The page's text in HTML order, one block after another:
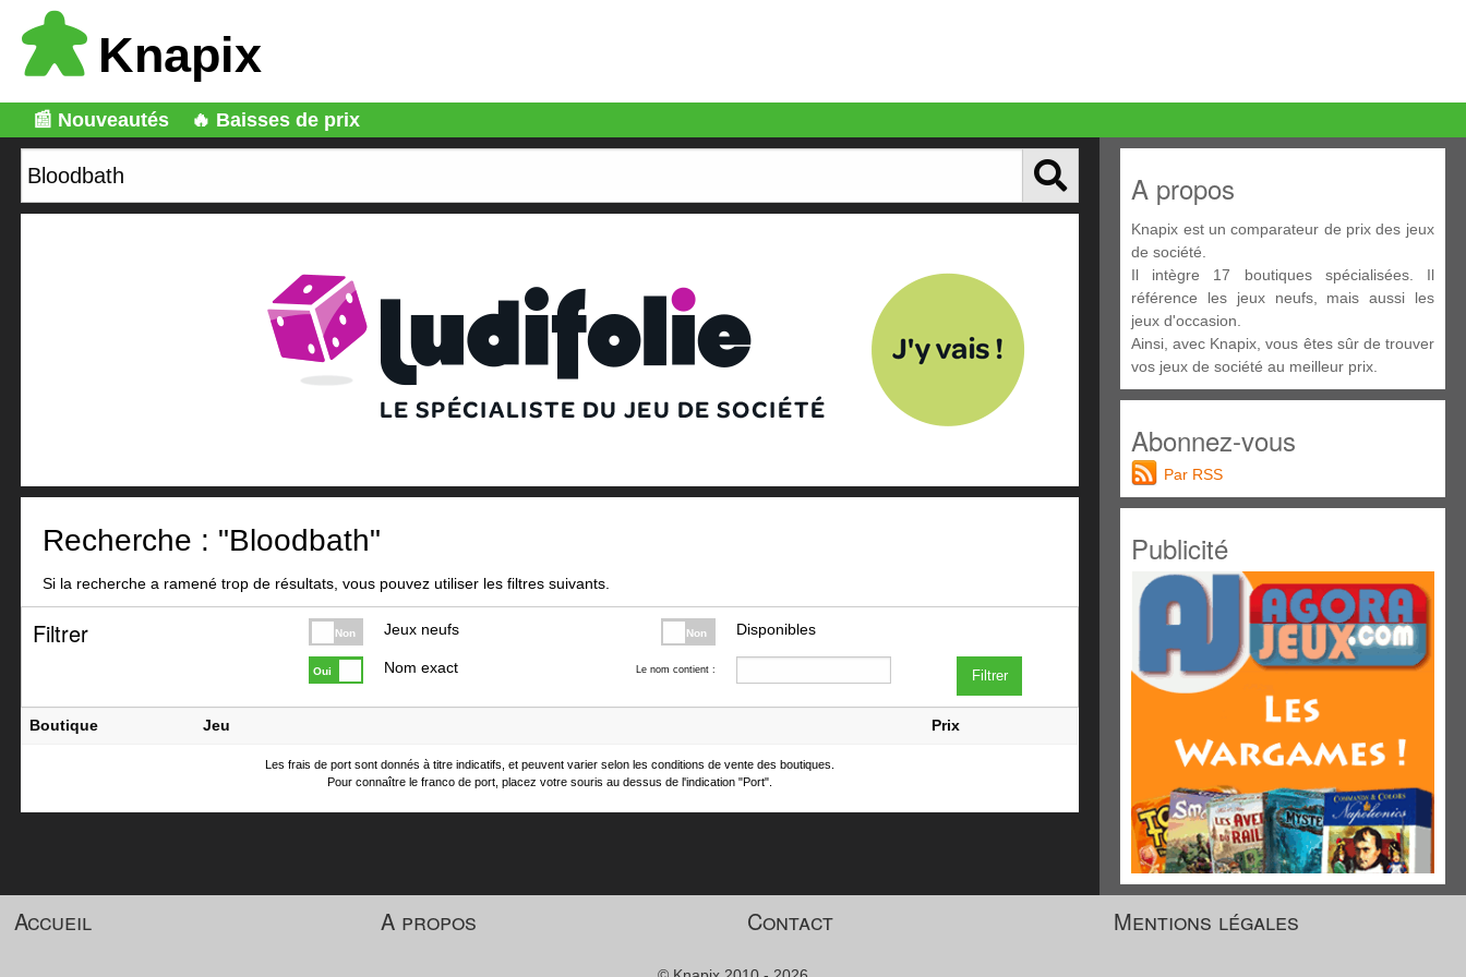
Knapix
📰 Nouveautés 🔥 Baisses de prix
Recherche : "Bloodbath"
Si la recherche a ramené trop de résultats, vous pouvez utiliser les filtres suivants.
Filtrer Non Jeux neufs Non Disponibles
Oui Nom exact Le nom contient : Filtrer
Boutique Jeu Prix
Les frais de port sont donnés à titre indicatifs, et peuvent varier selon les conditions de vente des boutiques.
Pour connaître le franco de port, placez votre souris au dessus de l'indication "Port".
A propos
Knapix est un comparateur de prix des jeux
de société.
Il intègre 17 boutiques spécialisées. Il
référence les jeux neufs, mais aussi les
jeux d'occasion.
Ainsi, avec Knapix, vous êtes sûr de trouver
vos jeux de société au meilleur prix.
Abonnez-vous
Par RSS
Publicité
Accueil A propos Contact Mentions légales